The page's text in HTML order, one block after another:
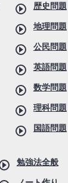
歴史問題
地理問題
公民問題
英語問題
数学問題
理科問題
国語問題
勉強法全般